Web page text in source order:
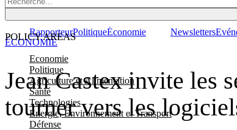
POLICY AREAS
Economie
Politique
Agriculture et Alimentation
Santé
Technologies
Energie, Environnement et Transport
Défense
RapporteurPolitiqueÉconomie Newsletters
Jean Castex invite les
tourner vers les
ÉCONOMIE